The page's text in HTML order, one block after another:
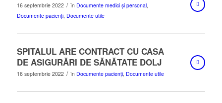
16 septembrie 2022 / în Documente medici și personal,
Documente pacienți, Documente utile
SPITALUL ARE CONTRACT CU CASA
DE ASIGURĂRI DE SĂNĂTATE DOLJ
16 septembrie 2022 / în Documente pacienți, Documente utile